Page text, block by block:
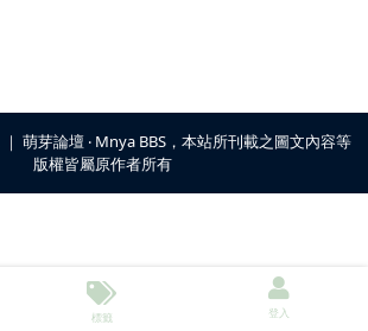
｜ 萌芽論壇 ‧ Mnya BBS，本站所刊載之圖文內容等
版權皆屬原作者所有
標籤 登入